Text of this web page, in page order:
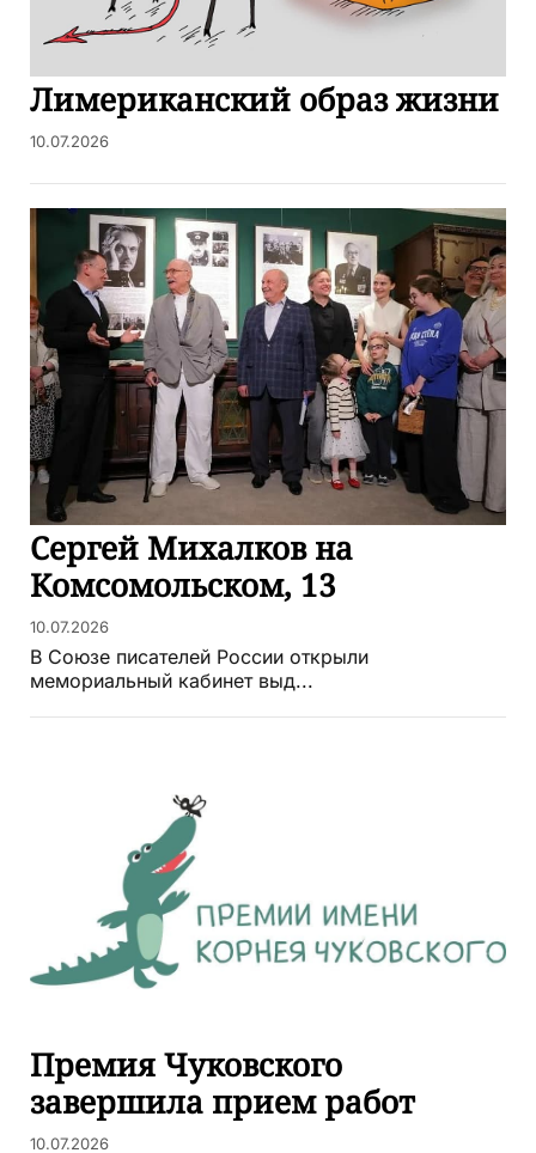
Лимериканский образ жизни
10.07.2026
Сергей Михалков на
Комсомольском, 13
10.07.2026
В Союзе писателей России открыли
мемориальный кабинет выд...
Премия Чуковского
завершила прием работ
10.07.2026